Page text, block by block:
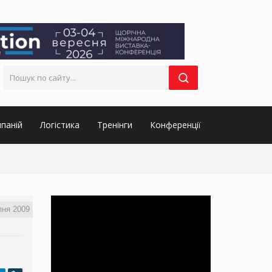
Логістика Тренінги Конференції
2009